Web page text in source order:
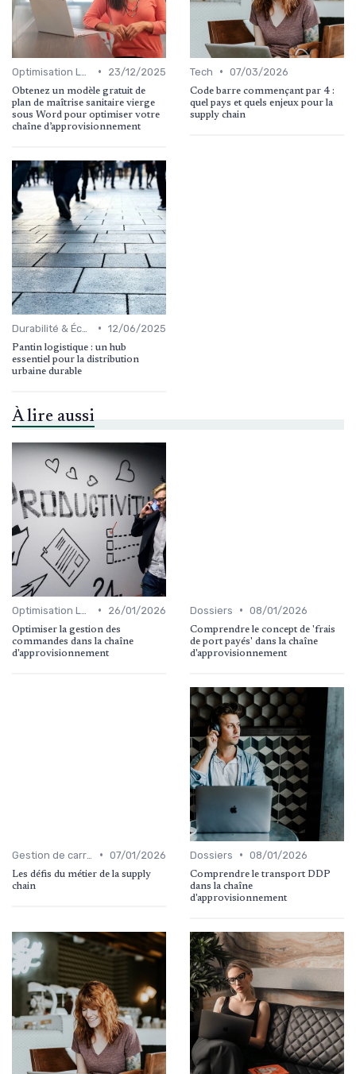
• 23/12/2025
Obtenez un modèle gratuit de
plan de maîtrise sanitaire vierge
sous Word pour optimiser votre
chaîne d’approvisionnement
Tech • 07/03/2026
Code barre commençant par 4 :
quel pays et quels enjeux pour la
supply chain
• 12/06/2025
Pantin logistique : un hub
essentiel pour la distribution
urbaine durable
À lire aussi
• 26/01/2026
Optimiser la gestion des
commandes dans la chaîne
d'approvisionnement
Dossiers • 08/01/2026
Comprendre le concept de 'frais
de port payés' dans la chaîne
d'approvisionnement
• 07/01/2026
Les défis du métier de la supply
chain
Dossiers • 08/01/2026
Comprendre le transport DDP
dans la chaîne
d'approvisionnement